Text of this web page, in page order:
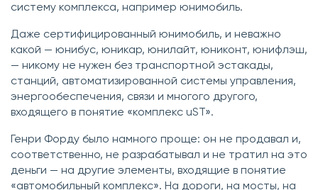
систему комплекса, например юнимобиль.
Даже сертифицированный юнимобиль, и неважно
какой — юнибус, юникар, юнилайт, юниконт, юнифлэш,
— никому не нужен без транспортной эстакады,
станций, автоматизированной системы управления,
энергообеспечения, связи и многого другого,
входящего в понятие «комплекс uST».
Генри Форду было намного проще: он не продавал и,
соответственно, не разрабатывал и не тратил на это
деньги — на другие элементы, входящие в понятие
«автомобильный комплекс». На дороги, на мосты, на